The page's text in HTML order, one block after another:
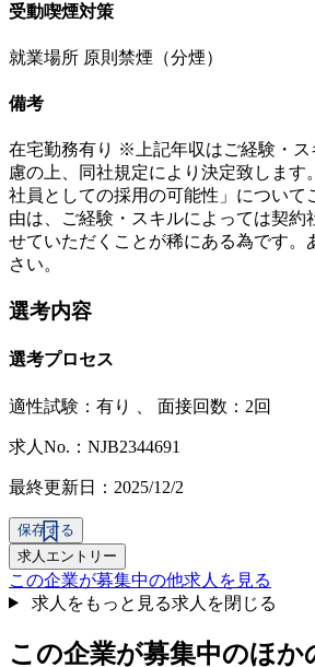
受動喫煙対策
就業場所 原則禁煙（分煙）
備考
在宅勤務有り ※上記年収はご経験・ス
慮の上、同社規定により決定致しま
社員としての採用の可能性」について
由は、ご経験・スキルによっては契約
せていただくことが稀にある為です。
さい。
選考内容
選考プロセス
適性試験： 有り 面接回数：2回
求人No.：NJB2344691
最終更新日：2025/12/2
保存する
求人エントリー
この企業が募集中の他求人を見る
求人をもっと見る求人を閉じる
この企業が募集中のほか